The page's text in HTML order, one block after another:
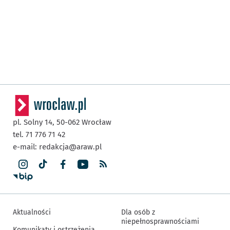
pl. Solny 14, 50-062 Wrocław
tel. 71 776 71 42
e-mail: redakcja@araw.pl
Aktualności
Dla osób z
niepełnosprawnościami